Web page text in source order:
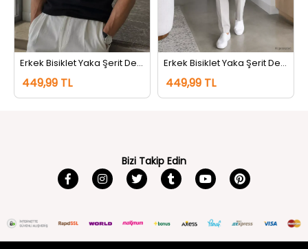
Erkek Bisiklet Yaka Şerit Detaylı Tişört Siyah
449,99 TL
Erkek Bisiklet Yaka Şerit Detaylı Tişört Koyugri
449,99 TL
Bizi Takip Edin